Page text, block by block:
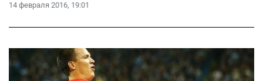
14 февраля 2016, 19:01